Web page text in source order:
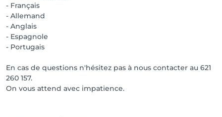
- Français
- Allemand
- Anglais
- Espagnole
- Portugais
En cas de questions n'hésitez pas à nous contacter au 621
260 157.
On vous attend avec impatience.